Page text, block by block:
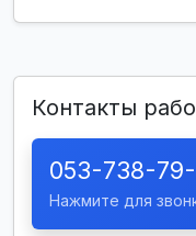
Контакты
053-738-
Нажмите для